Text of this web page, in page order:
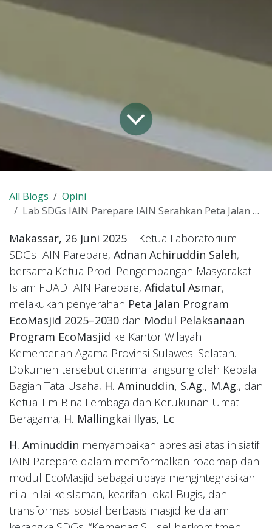
All Blogs
Opini
Lab SDGs IAIN Parepare IAIN Serahkan Peta Jalan dan Modul EcoMasjid kepada Kemenag Sulsel
Makassar, 26 Juni 2025 – Ketua Laboratorium
SDGs IAIN Parepare, Adnan Achiruddin Saleh,
bersama Ketua Prodi Pengembangan Masyarakat
Islam FUAD IAIN Parepare, Afidatul Asmar,
melakukan penyerahan Peta Jalan Program
EcoMasjid 2025–2030 dan Modul Pelaksanaan
Program EcoMasjid ke Kantor Wilayah
Kementerian Agama Provinsi Sulawesi Selatan.
Dokumen tersebut diterima langsung oleh Kepala
Bagian Tata Usaha, H. Aminuddin, S.Ag., M.Ag., dan
Ketua Tim Bina Lembaga dan Kerukunan Umat
Beragama, H. Mallingkai Ilyas, Lc.
H. Aminuddin menyampaikan apresiasi atas inisiatif
IAIN Parepare dalam memformalkan roadmap dan
modul EcoMasjid sebagai upaya mengintegrasikan
nilai-nilai keislaman, kearifan lokal Bugis, dan
transformasi sosial berbasis masjid ke dalam